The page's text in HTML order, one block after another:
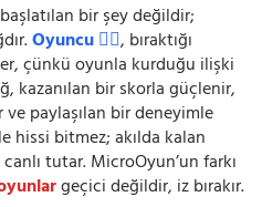
bir şey değildir;
Oyuncu 🧍‍♂️, bıraktığı
çünkü oyunla kurduğu ilişki
kazanılan bir skorla güçlenir,
paylaşılan bir deneyimle
hissi bitmez; akılda kalan
tutar. MicroOyun’un farkı
geçici değildir, iz bırakır.